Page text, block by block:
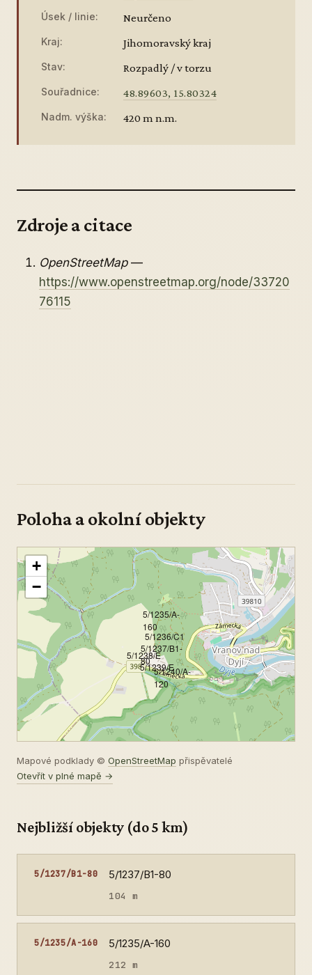
Úsek / linie: Neurčeno
Kraj: Jihomoravský kraj
Stav: Rozpadlý / v torzu
Souřadnice: 48.89603, 15.80324
Nadm. výška: 420 m n.m.
Zdroje a citace
OpenStreetMap—
https://www.openstreetmap.org/node/33720
76115
Poloha a okolní objekty
5/1236/C1
5/1237/B1-
80
5/1235/A-
160
5/1238/E
5/1239/E
5/1240/A-
120
+
−
Mapové podklady © OpenStreetMap přispěvatelé
Otevřít v plné mapě →
Nejbližší objekty (do 5 km)
5/1237/B1-80 5/1237/B1-80
104 m
5/1235/A-160 5/1235/A-160
212 m